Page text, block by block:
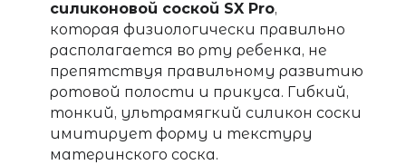
силиконовой соской SX Pro,
которая физиологически правильно
располагается во рту ребенка, не
препятствуя правильному развитию
ротовой полости и прикуса. Гибкий,
тонкий, ультрамягкий силикон соски
имитирует форму и текстуру
материнского соска.